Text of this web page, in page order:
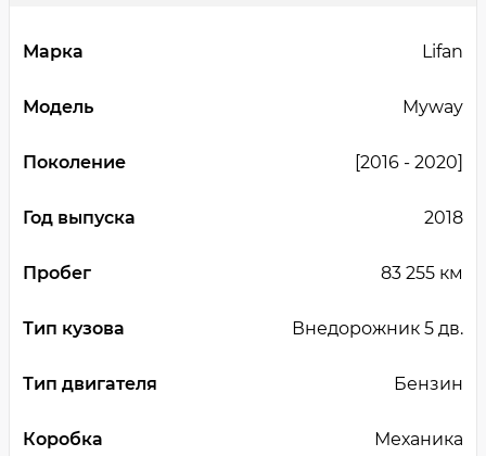
Марка Lifan
Модель Myway
Поколение [2016 - 2020]
Год выпуска 2018
Пробег 83 255 км
Тип кузова Внедорожник 5 дв.
Тип двигателя Бензин
Коробка Механика